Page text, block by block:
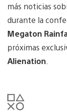
más noticias
durante la
Megaton
próximas
Alienation